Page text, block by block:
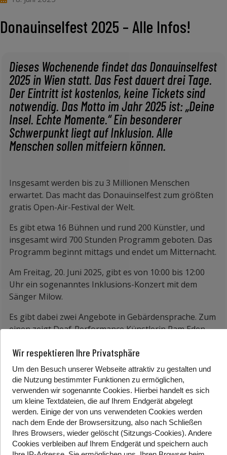
Donauinselfest 2025 – Alle Infos!
Dieses Wochenende findet das Donauinselfest
2025 in Wien statt. Das Fest dauert drei Tage.
Der Eintritt ist kostenlos, keine Tickets sind
notwendig. Das Motto im Jahr 2025 ist: „Deine
Insel. Echte Momente.“ Ein besonderer
Schwerpunkt liegt auf Inklusion. Alle
Menschen sollen mitfeiern können.
Insgesamt werden bis zu 3 Millionen Menschen
erwartet. Das macht das Donauinselfest zum größten
gratis Open-Air-Festival der Welt.
Es gibt etwa 16 Bühnen und rund 200 Künstler, und
insgesamt wird 700 Stunden Programm geboten. Das
Programm beginnt mittags und endet um Mitternacht.
Am Freitag, 20. Juni 2025, gibt es von 10:00 bis 12:00
Uhr ein sogenanntes Inklusions-Konzert mit dem
Sänger Milow.
Es gibt dabei zwei Angebote in Gebärdensprache. Zum
einen zeigt Deaf-Performance Künstlerin Pam Eden
Zusätzlich gibt es einen digitalen Gebärdensprach-
Avatar auf der Leinwand.
Wir sind gespannt und werden euch vor Ort dazu
interviewen.
Ebenfalls am Freitag gibt es von den Special Olympics
Österreich ein großes Programm. Es gibt verschiedene
Sport-Stationen, eine Kreativ-Ecke für Kinder und
Wir respektieren Ihre Privatsphäre
Um den Besuch unserer Webseite attraktiv zu gestalten und
die Nutzung bestimmter Funktionen zu ermöglichen,
verwenden wir sogenannte Cookies. Hierbei handelt es sich
um kleine Textdateien, die auf Ihrem Endgerät abgelegt
werden. Einige der von uns verwendeten Cookies werden
nach dem Ende der Browsersitzung, also nach Schließen
Ihres Browsers, wieder gelöscht (Sitzungs-Cookies). Andere
Cookies verbleiben auf Ihrem Endgerät und speichern auch